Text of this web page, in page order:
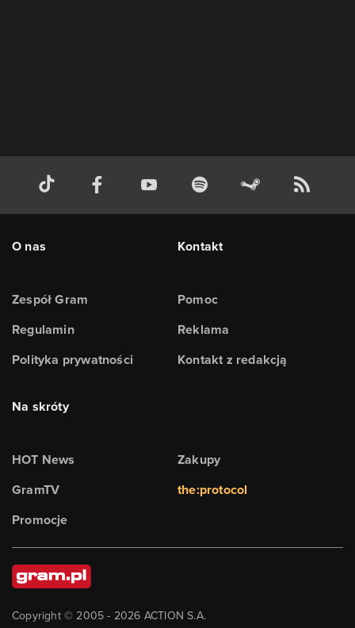
O nas
Zespół Gram
Regulamin
Polityka prywatności
Kontakt
Pomoc
Reklama
Kontakt z redakcją
Na skróty
HOT News
GramTV
Promocje
Zakupy
the:protocol
Copyright © 2005 - 2026 ACTION S.A.